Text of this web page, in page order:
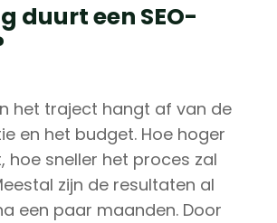
duurt een SEO-
het traject hangt af van de
en het budget. Hoe hoger
hoe sneller het proces zal
zijn de resultaten al
een paar maanden. Door